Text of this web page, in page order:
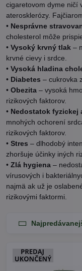
cigaretovom dyme ničí
aterosklerózy.
• Nesprávne
cholesterol môže
• Vysoký krvný tlak –
krvné cievy i srdce.
• Vysoká hladina
• Diabetes – cukrovka
• Obezita – vysoká
rizikových faktorov.
• Nedostatok fyzickej
mnohých ochorení
rizikových faktorov.
• Stres – dlhodobý
zhoršuje účinky iných
• Zlá hygiena –
vírusových i
najmä ak už je
rizikovými faktormi.